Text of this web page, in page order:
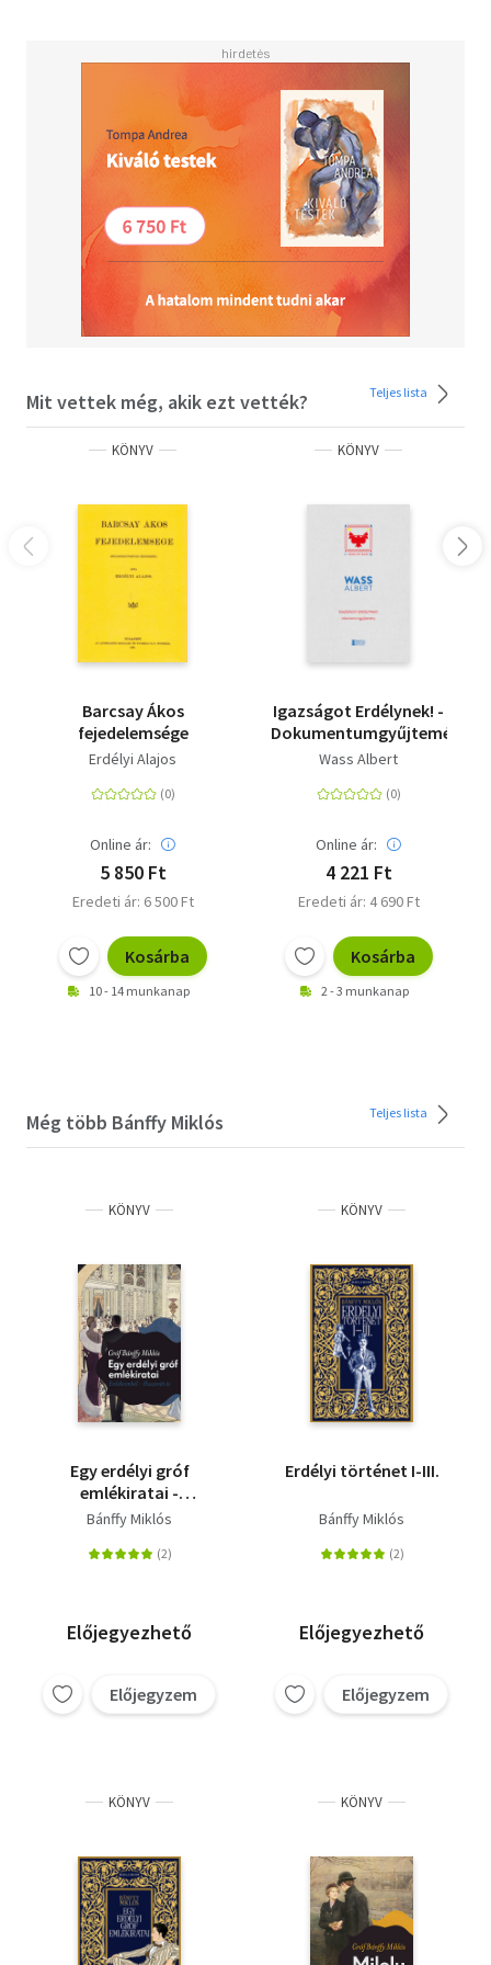
Olvasd el mások véleményét is!
Mit vettek még, akik ezt vették? Teljes lista
KÖNYV
Barcsay Ákos
fejedelemsége
Erdélyi Alajos
Online ár:
5 850 Ft
Eredeti ár: 6 500 Ft
Kosárba
10 - 14 munkanap
KÖNYV
Igazságot Erdélynek! -
Dokumentumgyűjtemény
Wass Albert
Online ár:
4 221 Ft
Eredeti ár: 4 690 Ft
Kosárba
2 - 3 munkanap
Még több Bánffy Miklós Teljes lista
KÖNYV
Egy erdélyi gróf
emlékiratai -
Emlékeimből -
Bánffy Miklós
Előjegyezhető
Előjegyzem
KÖNYV
Erdélyi történet I-III.
Bánffy Miklós
Előjegyezhető
Előjegyzem
KÖNYV KÖNYV